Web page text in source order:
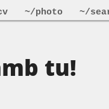
~/photo ~/
tu!